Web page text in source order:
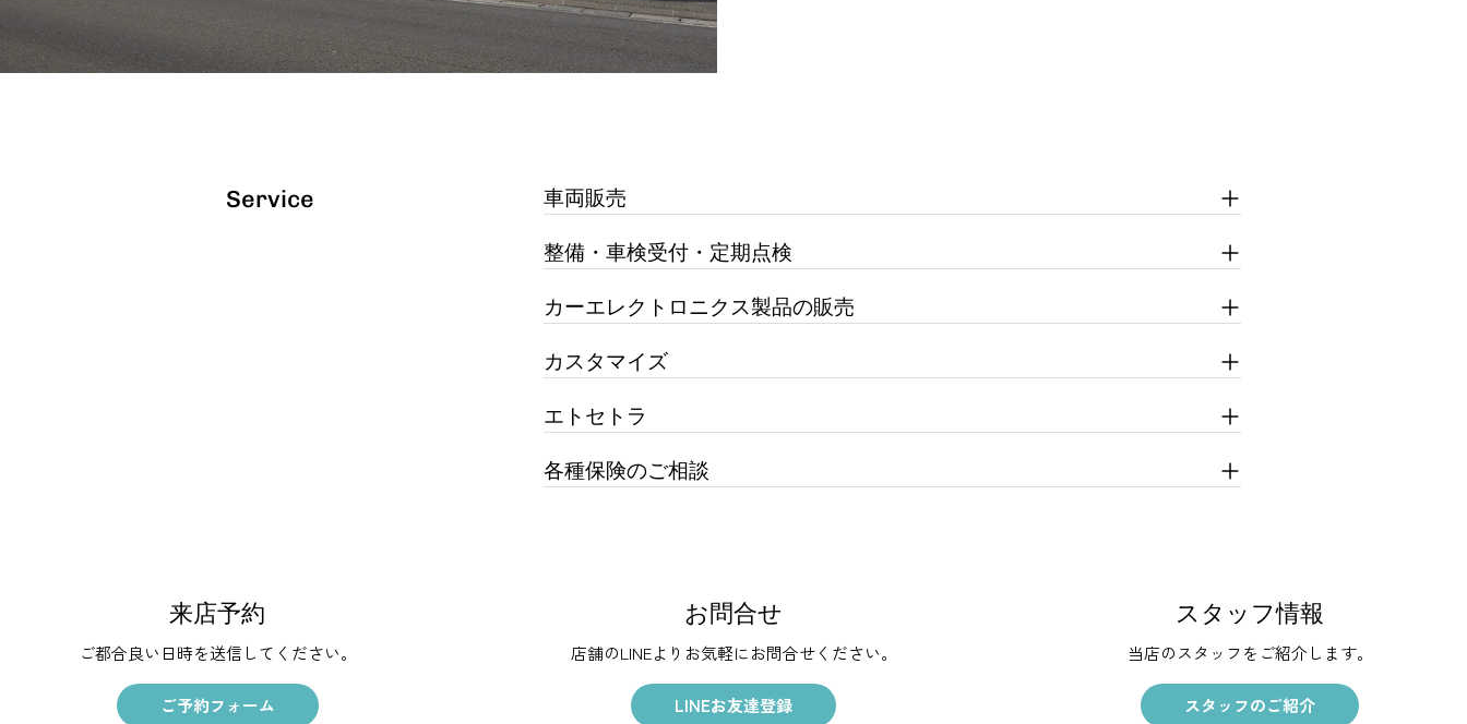
Service 車両販売
整備・車検受付・定期点検
カーエレクトロニクス製品の販売
カスタマイズ
エトセトラ
各種保険のご相談
来店予約
ご都合良い日時を送信してください。
ご予約フォーム
お問合せ
店舗のLINEよりお気軽にお問合せください。
LINEお友達登録
スタッフ情報
当店のスタッフをご紹介します。
スタッフのご紹介